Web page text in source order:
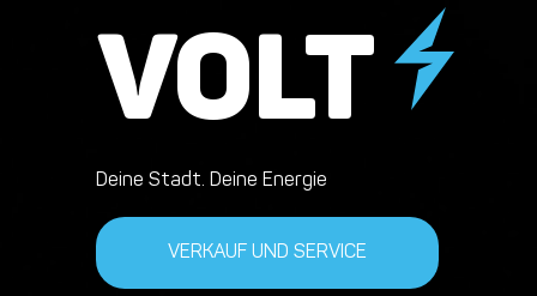
VOLT
Deine Stadt. Deine Energie
VERKAUF UND SERVICE